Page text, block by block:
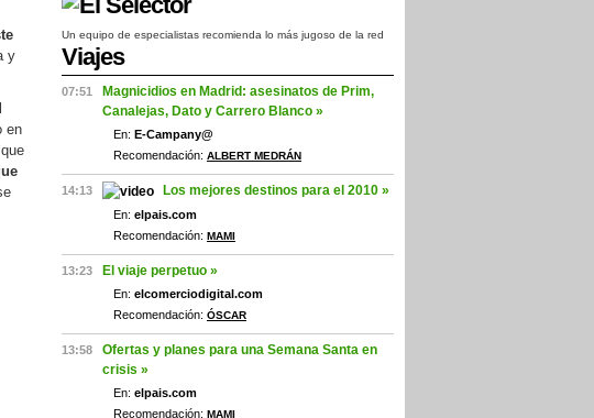
y
en
Un equipo de especialistas recomienda lo más jugoso de la red
Viajes
07:51
Magnicidios en Madrid: asesinatos de Prim,
Canalejas, Dato y Carrero Blanco »
En: E-Campany@
Recomendación: ALBERT MEDRÁN
14:13 Los mejores destinos para el 2010 »
En: elpais.com
Recomendación: MAMI
13:23 El viaje perpetuo »
En: elcomerciodigital.com
Recomendación: ÓSCAR
13:58
Ofertas y planes para una Semana Santa en
crisis »
En: elpais.com
Recomendación: MAMI